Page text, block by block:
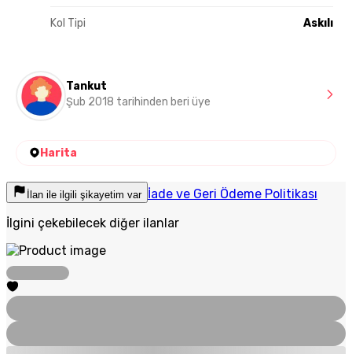
Kol Tipi Askılı
Tankut
Şub 2018 tarihinden beri üye
Harita
İlan ile ilgili şikayetim var İade ve Geri Ödeme Politikası
İlgini çekebilecek diğer ilanlar